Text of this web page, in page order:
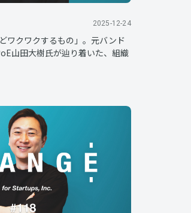
2025-12-24
ワクワクするもの」。元バンド
山田大樹氏が辿り着いた、組織